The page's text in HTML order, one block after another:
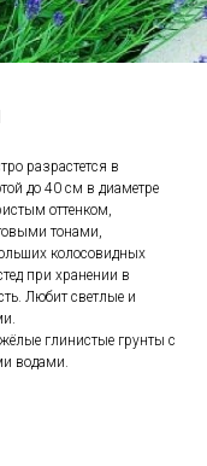
разрастется в
до 40 см в диаметре
оттенком,
тонами,
колосовидных
при хранении в
Любит светлые и
глинистые грунты с
водами.